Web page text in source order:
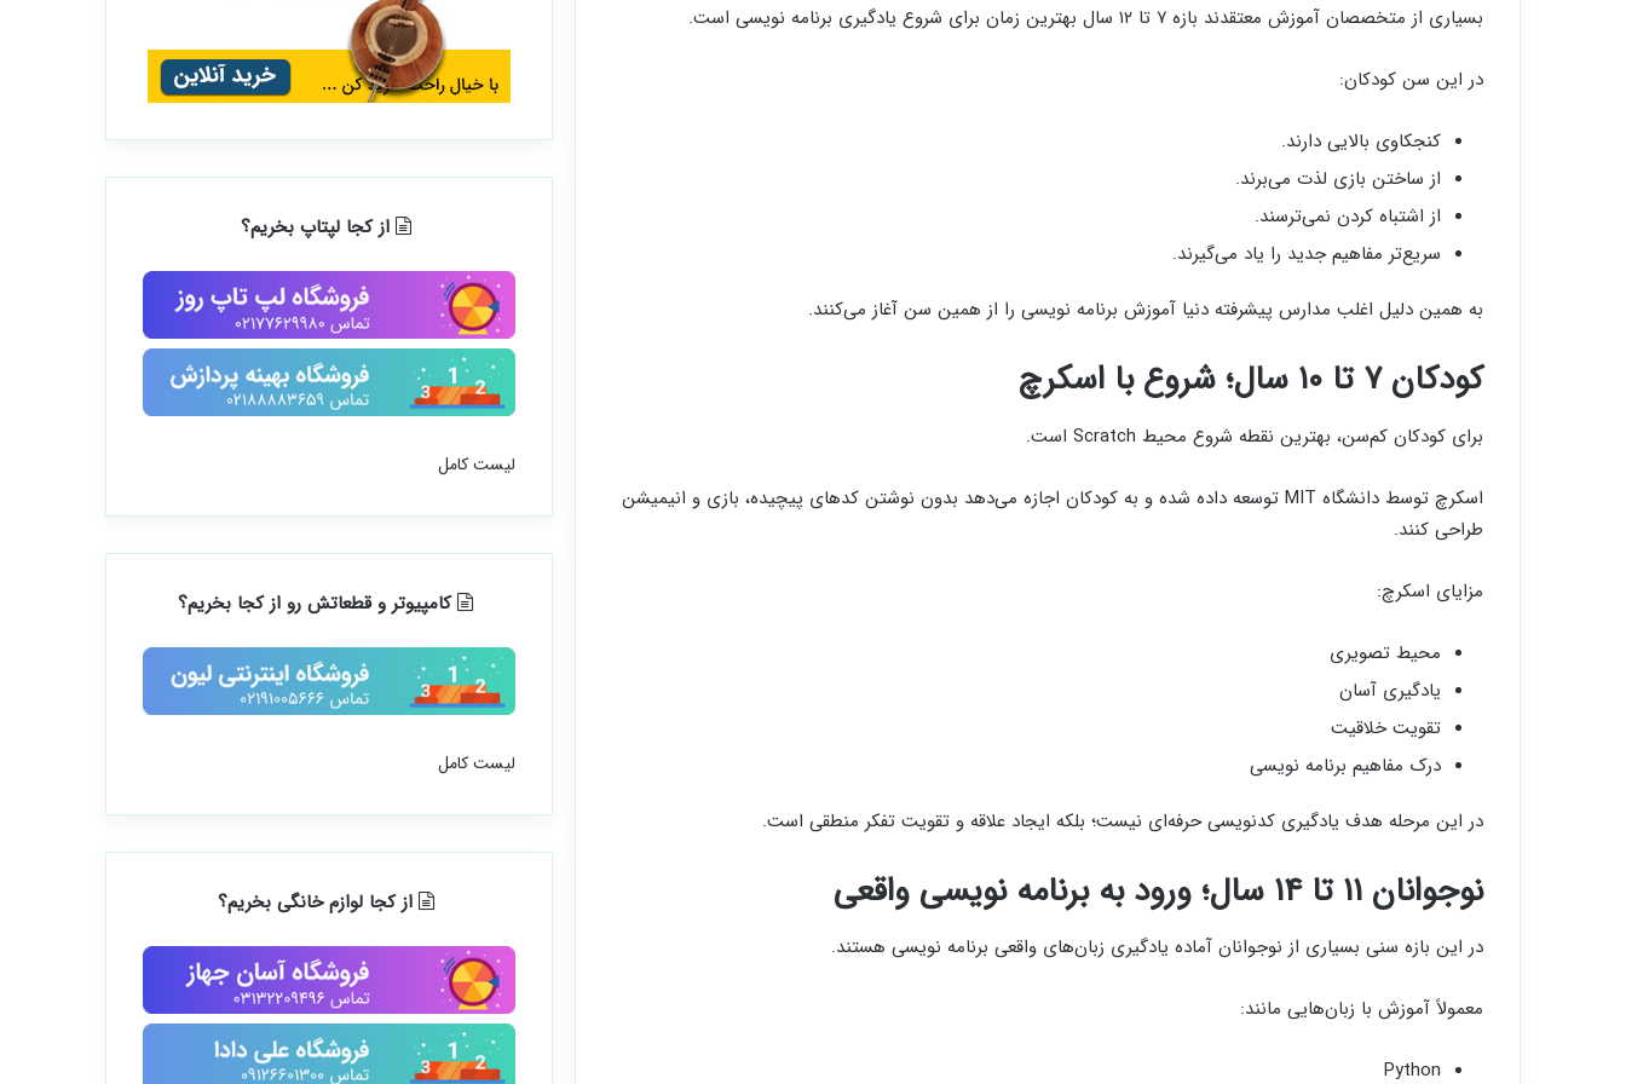
بسیاری از متخصصان آموزش معتقدند بازه ۷ تا ۱۲ سال بهترین زمان برای شروع یادگیری برنامه نویسی است.
در این سن کودکان:
کنجکاوی بالایی دارند.
از ساختن بازی لذت می‌برند.
از اشتباه کردن نمی‌ترسند.
سریع‌تر مفاهیم جدید را یاد می‌گیرند.
به همین دلیل اغلب مدارس پیشرفته دنیا آموزش برنامه نویسی را از همین سن آغاز می‌کنند.
کودکان ۷ تا ۱۰ سال؛ شروع با اسکرچ
برای کودکان کم‌سن، بهترین نقطه شروع محیط Scratch است.
اسکرچ توسط دانشگاه MIT توسعه داده شده و به کودکان اجازه می‌دهد بدون نوشتن کدهای پیچیده، بازی و انیمیشن
طراحی کنند.
مزایای اسکرچ:
محیط تصویری
یادگیری آسان
تقویت خلاقیت
درک مفاهیم برنامه نویسی
در این مرحله هدف یادگیری کدنویسی حرفه‌ای نیست؛ بلکه ایجاد علاقه و تقویت تفکر منطقی است.
نوجوانان ۱۱ تا ۱۴ سال؛ ورود به برنامه نویسی واقعی
در این بازه سنی بسیاری از نوجوانان آماده یادگیری زبان‌های واقعی برنامه نویسی هستند.
معمولاً آموزش با زبان‌هایی مانند:
Python
از کجا لپتاپ بخریم؟
لیست کامل
کامپیوتر و قطعاتش رو از کجا بخریم؟
لیست کامل
از کجا لوازم خانگی بخریم؟